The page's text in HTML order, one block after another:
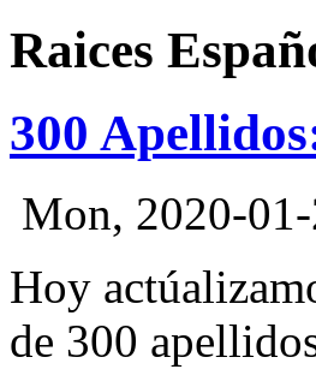
Raices
300
Mon, 2020-
Hoy
de 300